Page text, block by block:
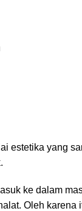
estetika yang
ke dalam
Oleh karena